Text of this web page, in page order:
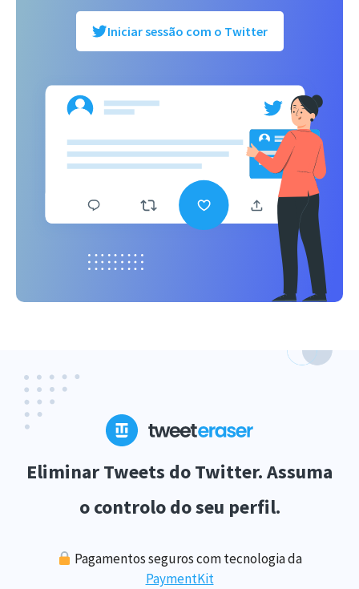
Iniciar sessão com o Twitter
Eliminar Tweets do Twitter. Assuma
o controlo do seu perfil.
Pagamentos seguros com tecnologia da
PaymentKit